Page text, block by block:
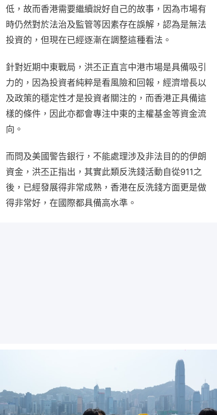
低，故而香港需要繼續說好自己的故事，因為市場有
時仍然對於法治及監管等因素存在誤解，認為是無法
投資的，但現在已經逐漸在調整這種看法。
針對近期中東戰局，洪丕正直言中港市場是具備吸引
力的，因為投資者純粹是看風險和回報，經濟增長以
及政策的穩定性才是投資者關注的，而香港正具備這
樣的條件，因此亦都會專注中東的主權基金等資金流
向。
而問及美國警告銀行，不能處理涉及非法目的的伊朗
資金，洪丕正指出，其實此類反洗錢活動自從911之
後，已經發展得非常成熟，香港在反洗錢方面更是做
得非常好，在國際都具備高水準。